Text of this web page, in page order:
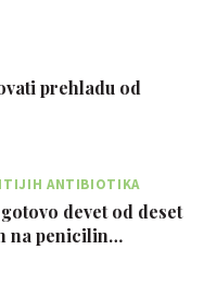
prehladu od
ANTIBIOTIKA
devet od deset
na penicilin…